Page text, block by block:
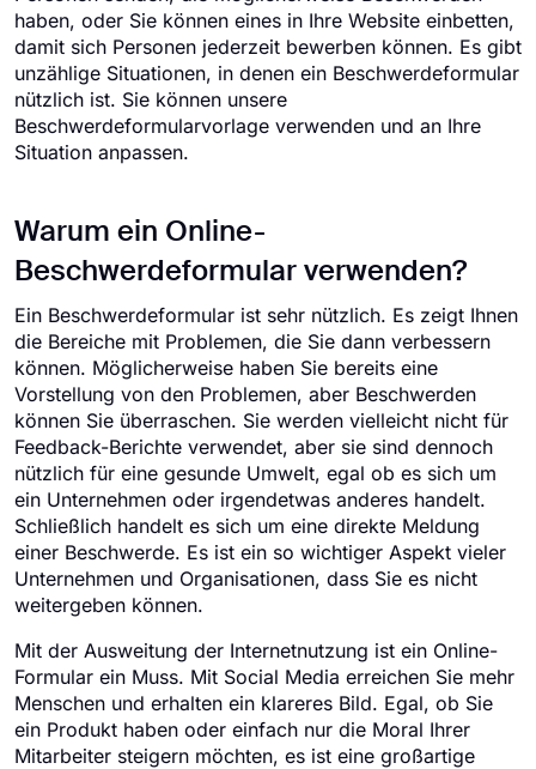
haben, oder Sie können eines in Ihre Website einbetten,
damit sich Personen jederzeit bewerben können. Es gibt
unzählige Situationen, in denen ein Beschwerdeformular
nützlich ist. Sie können unsere
Beschwerdeformularvorlage verwenden und an Ihre
Situation anpassen.
Warum ein Online-
Beschwerdeformular verwenden?
Ein Beschwerdeformular ist sehr nützlich. Es zeigt Ihnen
die Bereiche mit Problemen, die Sie dann verbessern
können. Möglicherweise haben Sie bereits eine
Vorstellung von den Problemen, aber Beschwerden
können Sie überraschen. Sie werden vielleicht nicht für
Feedback-Berichte verwendet, aber sie sind dennoch
nützlich für eine gesunde Umwelt, egal ob es sich um
ein Unternehmen oder irgendetwas anderes handelt.
Schließlich handelt es sich um eine direkte Meldung
einer Beschwerde. Es ist ein so wichtiger Aspekt vieler
Unternehmen und Organisationen, dass Sie es nicht
weitergeben können.
Mit der Ausweitung der Internetnutzung ist ein Online-
Formular ein Muss. Mit Social Media erreichen Sie mehr
Menschen und erhalten ein klareres Bild. Egal, ob Sie
ein Produkt haben oder einfach nur die Moral Ihrer
Mitarbeiter steigern möchten, es ist eine großartige